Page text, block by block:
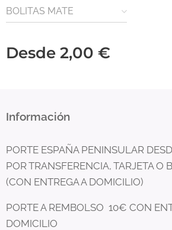
BOLITAS MATE
Desde 2,00 €
Información
PORTE ESPAÑA PENINSULAR
POR TRANSFERENCIA, TARJETA O
(CON ENTREGA A DOMICILIO)
PORTE A REMBOLSO 10€ CON
DOMICILIO